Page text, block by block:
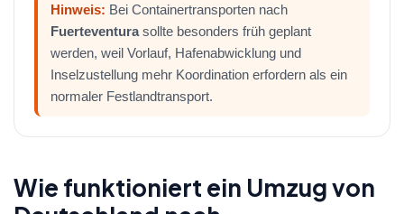
Hinweis: Bei Containertransporten nach
Fuerteventurasollte besonders früh geplant
werden, weil Vorlauf, Hafenabwicklung und
Inselzustellung mehr Koordination erfordern als ein
normaler Festlandtransport.
Wie funktioniert ein Umzug von